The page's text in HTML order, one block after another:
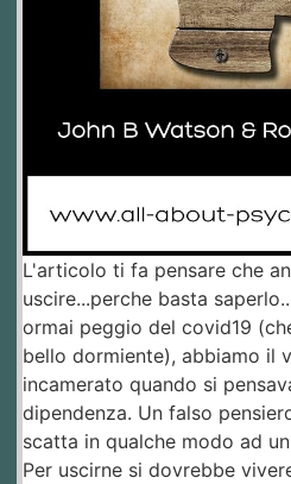
L'articolo ti fa pensare che
uscire...perche basta
ormai peggio del covid19
bello dormiente), abbiamo il
incamerato quando si
dipendenza. Un falso
scatta in qualche modo ad
Per uscirne si dovrebbe